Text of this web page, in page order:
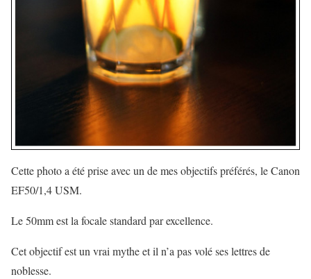
Cette photo a été prise avec un de mes objectifs préférés, le Canon
EF50/1,4 USM.
Le 50mm est la focale standard par excellence.
Cet objectif est un vrai mythe et il n’a pas volé ses lettres de
noblesse.